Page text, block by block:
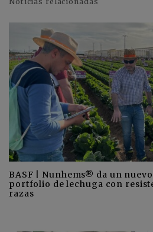
BASF | Nunhems® da un
portfolio de lechuga con
razas